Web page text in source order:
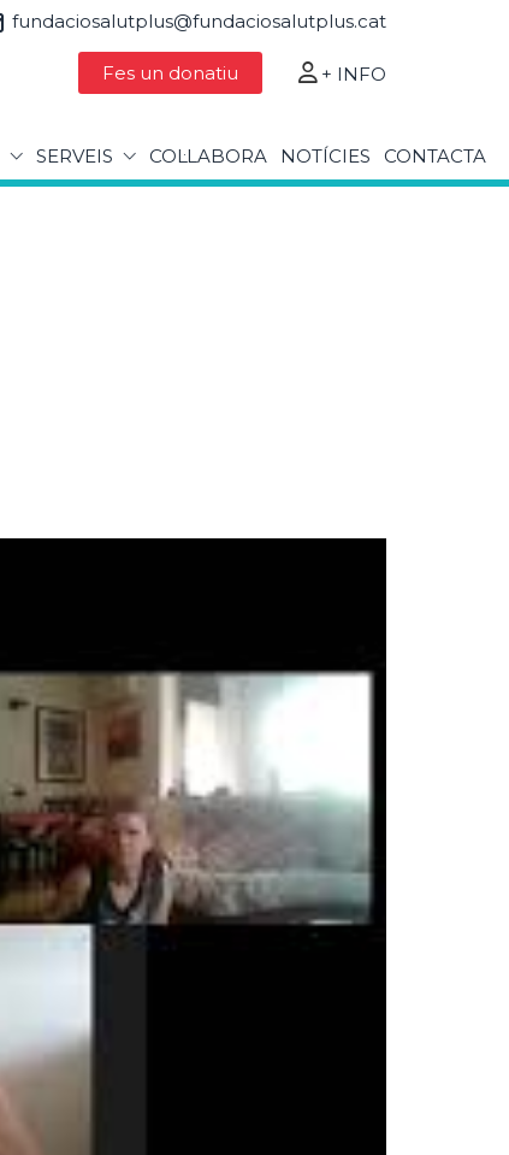
fundaciosalutplus@fundaciosalutplus.cat
Fes un donatiu + INFO
SERVEIS COL·LABORA NOTÍCIES CONTACTA